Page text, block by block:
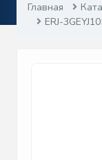
Главная
ERJ-